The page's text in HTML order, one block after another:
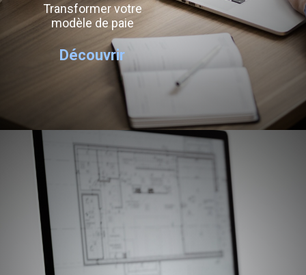
Transformer votre
modèle de paie
Découvrir